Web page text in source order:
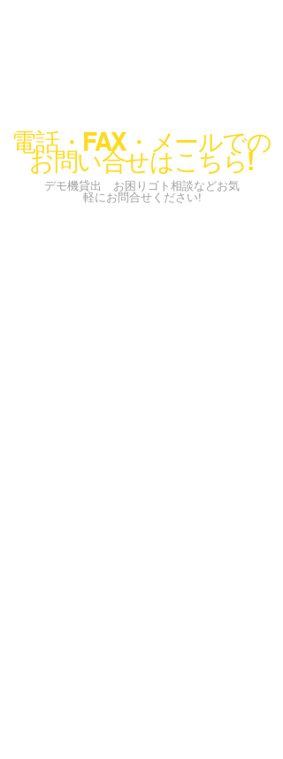
デモ機貸出 お困りゴト相談などお気
軽にお問合せください!
電話・FAX・メールでの
お問い合せはこちら!